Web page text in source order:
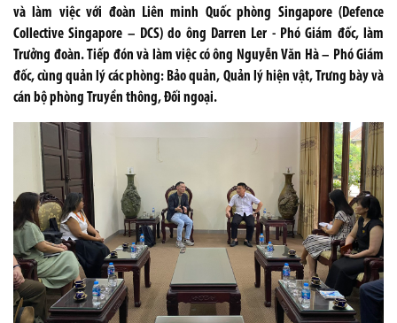
và làm việc với đoàn Liên minh Quốc phòng Singapore (Defence
Collective Singapore – DCS) do ông Darren Ler - Phó Giám đốc, làm
Trưởng đoàn. Tiếp đón và làm việc có ông Nguyễn Văn Hà – Phó Giám
đốc, cùng quản lý các phòng: Bảo quản, Quản lý hiện vật, Trưng bày và
cán bộ phòng Truyền thông, Đối ngoại.